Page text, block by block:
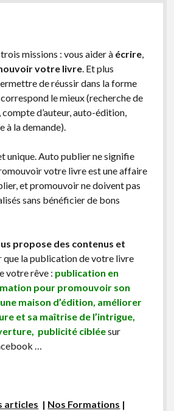
missions : vous aider à écrire,
votre livre. Et plus
de réussir dans la forme
le mieux (recherche de
compte d’auteur, auto-édition,
à la demande).
unique. Auto publier ne signifie
votre livre est une affaire
et promouvoir ne doivent pas
sans bénéficier de bons
propose des contenus et
que la publication de votre livre
votre rêve : publication en
pour promouvoir son
maison d’édition, améliorer
et sa maîtrise de l’intrigue,
publicité cibléesur
…
articles | Nos Formations |